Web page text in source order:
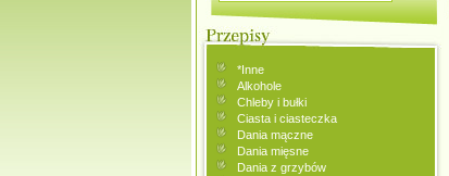
*Inne
Alkohole
Chleby i bułki
Ciasta i ciasteczka
Dania mączne
Dania mięsne
Dania z grzybów